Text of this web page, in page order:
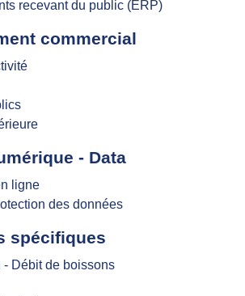
recevant du public (ERP)
commercial
- Data
ligne
des données
spécifiques
- Débit de boissons